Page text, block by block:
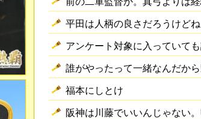
平田は人柄の良さだろうけどね
アンケート対象に入っていて
誰がやったって一緒なんだか
福本にしとけ
阪神は川藤でいいんじゃない